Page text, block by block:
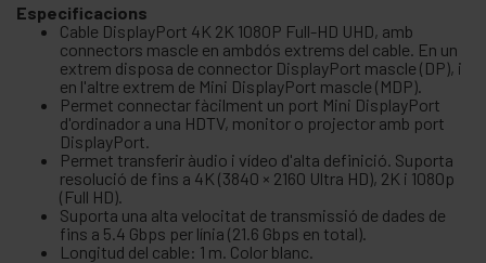
Especificacions
Cable DisplayPort 4K 2K 1080P Full-HD UHD, amb
connectors mascle en ambdós extrems del cable. En un
extrem disposa de connector DisplayPort mascle (DP), i
en l'altre extrem de Mini DisplayPort mascle (MDP).
Permet connectar fàcilment un port Mini DisplayPort
d'ordinador a una HDTV, monitor o projector amb port
DisplayPort.
Permet transferir àudio i vídeo d'alta definició. Suporta
resolució de fins a 4K (3840 × 2160 Ultra HD), 2K i 1080p
(Full HD).
Suporta una alta velocitat de transmissió de dades de
fins a 5.4 Gbps per línia (21.6 Gbps en total).
Longitud del cable: 1 m. Color blanc.